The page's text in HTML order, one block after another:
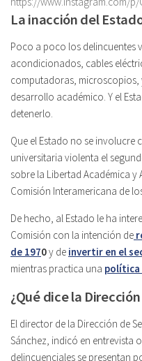
La inacción del
Poco a poco los delincuentes
acondicionados, cables
computadoras, microscopios,
desarrollo académico. Y el
detenerlo.
Que el Estado no se involucre
universitaria violenta el
sobre la Libertad Académica
Comisión Interamericana de
De hecho, al Estado le ha
Comisión con la intención de
de 1970y de invertir en el
mientras practica una política
¿Qué dice la
El director de la Dirección de
Sánchez, indicó en entrevista
delincuenciales se presentan